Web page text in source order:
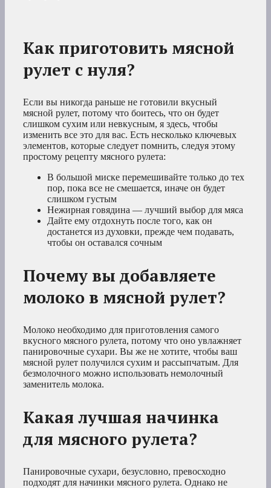
Как приготовить мясной
рулет с нуля?
Если вы никогда раньше не готовили вкусный
мясной рулет, потому что боитесь, что он будет
слишком сухим или невкусным, я здесь, чтобы
изменить все это для вас. Есть несколько ключевых
элементов, которые следует помнить, следуя этому
простому рецепту мясного рулета:
В большой миске перемешивайте только до тех
пор, пока все не смешается, иначе он будет
слишком густым
Нежирная говядина — лучший выбор для мяса
Дайте ему отдохнуть после того, как он
достанется из духовки, прежде чем подавать,
чтобы он оставался сочным
Почему вы добавляете
молоко в мясной рулет?
Молоко необходимо для приготовления самого
вкусного мясного рулета, потому что оно увлажняет
панировочные сухари. Вы же не хотите, чтобы ваш
мясной рулет получился сухим и рассыпчатым. Для
безмолочного можно использовать немолочный
заменитель молока.
Какая лучшая начинка
для мясного рулета?
Панировочные сухари, безусловно, превосходно
подходят для начинки мясного рулета. Однако не